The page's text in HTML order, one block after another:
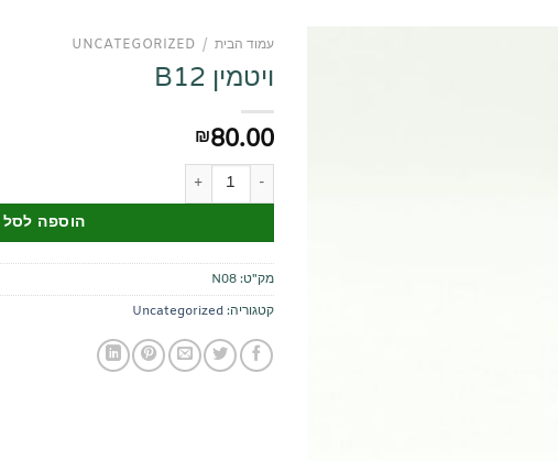
עמוד הבית /
UNCATEGORIZED
ויטמין B12
₪80.00
כמות של ויטמין B12
הוספה לסל
מק"ט:N08
קטגוריה:Uncategorized